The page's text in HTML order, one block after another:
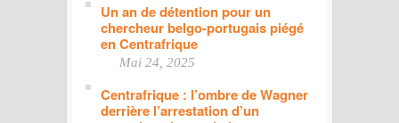
Un an de détention pour un
chercheur belgo-portugais piégé
en Centrafrique
Mai 24, 2025
Centrafrique : l’ombre de Wagner
derrière l’arrestation d’un